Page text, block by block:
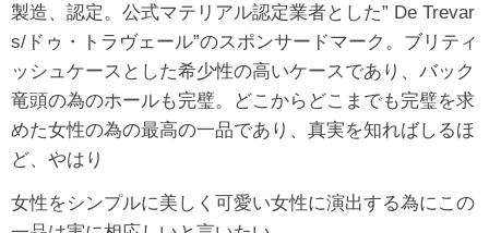
製造、認定。公式マテリアル認定業者とした” De Trevar
s/ドゥ・トラヴェール”のスポンサードマーク。ブリティ
ッシュケースとした希少性の高いケースであり、バック
竜頭の為のホールも完璧。どこからどこまでも完璧を求
めた女性の為の最高の一品であり、真実を知ればしるほ
ど、やはり
女性をシンプルに美しく可愛い女性に演出する為にこの